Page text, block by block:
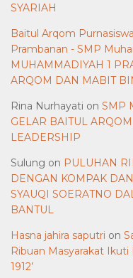
SYARIAH
Baitul Arqom
Prambanan - SMP
MUHAMMADIYAH 1
ARQOM DAN MABIT
Rina Nurhayati on SMP
GELAR BAITUL
LEADERSHIP
Sulung on PULUHAN
DENGAN KOMPAK
SYAUQI SOERATNO
BANTUL
Hasna jahira saputri on
Ribuan Masyarakat Ikuti
1912’